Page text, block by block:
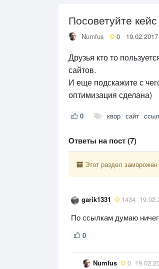
Посоветуйте кейс
Numfus 0
Друзья кто то
сайтов.
И еще подскажите с
оптимизация сделана)
0 квор сайт
Ответы на пост (7)
Этот раздел
garik1331 1434
По ссылкам думаю
0
Numfus 0